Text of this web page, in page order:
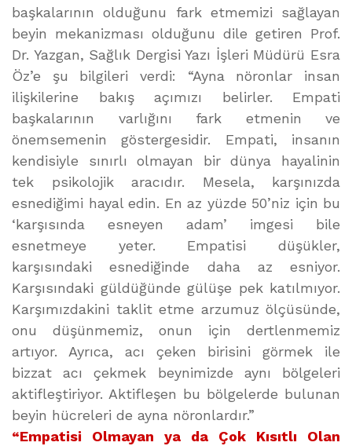
başkalarının olduğunu fark etmemizi sağlayan
beyin mekanizması olduğunu dile getiren Prof.
Dr. Yazgan, Sağlık Dergisi Yazı İşleri Müdürü Esra
Öz’e şu bilgileri verdi: “Ayna nöronlar insan
ilişkilerine bakış açımızı belirler. Empati
başkalarının varlığını fark etmenin ve
önemsemenin göstergesidir. Empati, insanın
kendisiyle sınırlı olmayan bir dünya hayalinin
tek psikolojik aracıdır. Mesela, karşınızda
esnediğimi hayal edin. En az yüzde 50’niz için bu
‘karşısında esneyen adam’ imgesi bile
esnetmeye yeter. Empatisi düşükler,
karşısındaki esnediğinde daha az esniyor.
Karşısındaki güldüğünde gülüşe pek katılmıyor.
Karşımızdakini taklit etme arzumuz ölçüsünde,
onu düşünmemiz, onun için dertlenmemiz
artıyor. Ayrıca, acı çeken birisini görmek ile
bizzat acı çekmek beynimizde aynı bölgeleri
aktifleştiriyor. Aktifleşen bu bölgelerde bulunan
beyin hücreleri de ayna nöronlardır.”
“Empatisi Olmayan ya da Çok Kısıtlı Olan